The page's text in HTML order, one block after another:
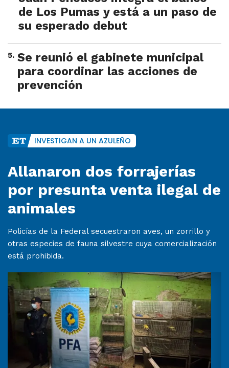
de Los Pumas y está a un paso de
su esperado debut
5. Se reunió el gabinete municipal
para coordinar las acciones de
prevención
INVESTIGAN A UN AZULEÑO
Allanaron dos forrajerías
por presunta venta ilegal de
animales
Policías de la Federal secuestraron aves, un zorrillo y
otras especies de fauna silvestre cuya comercialización
está prohibida.